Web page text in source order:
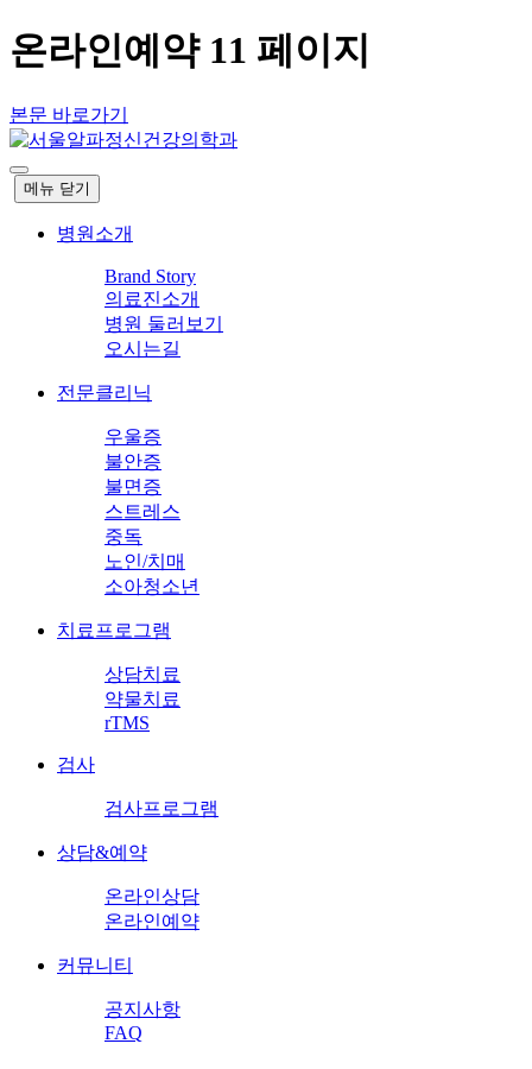
온라인예약 11 페이지
본문 바로가기
메뉴 닫기
병원소개
Brand Story
의료진소개
병원 둘러보기
오시는길
전문클리닉
우울증
불안증
불면증
스트레스
중독
노인/치매
소아청소년
치료프로그램
상담치료
약물치료
rTMS
검사
검사프로그램
상담&예약
온라인상담
온라인예약
커뮤니티
공지사항
FAQ